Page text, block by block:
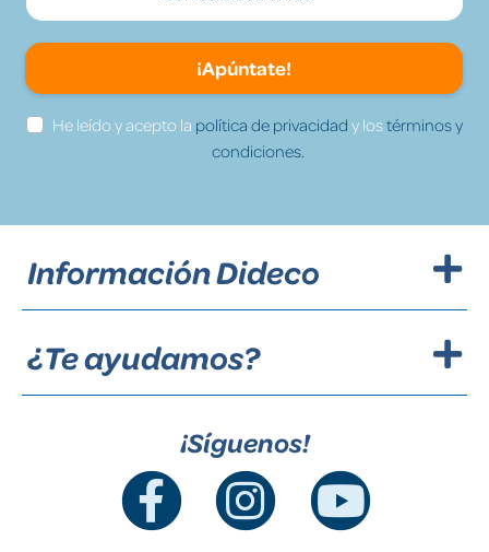
¡Apúntate!
He leído y acepto la política de privacidad y lostérminos y
condiciones.
Información Dideco
¿Te ayudamos?
¡Síguenos!